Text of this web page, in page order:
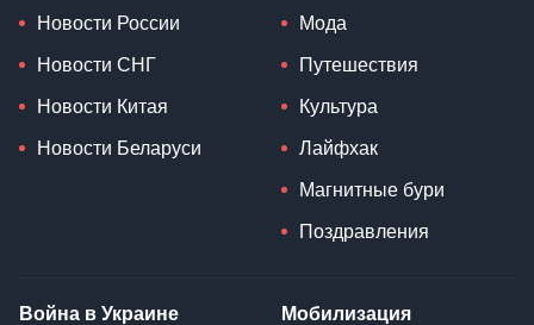
Новости России
Новости СНГ
Новости Китая
Новости Беларуси
Мода
Путешествия
Культура
Лайфхак
Магнитные бури
Поздравления
Война в Украине Мобилизация